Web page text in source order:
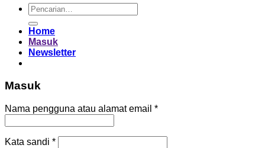
Pencarian
untuk:
Home
Masuk
Newsletter
Masuk
Nama pengguna atau alamat email *Wajib
Kata sandi *Wajib